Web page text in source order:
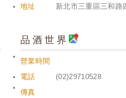
地址
新北市三重區三和路
品酒世界
營業時間
電話
(02)29710528
傳真